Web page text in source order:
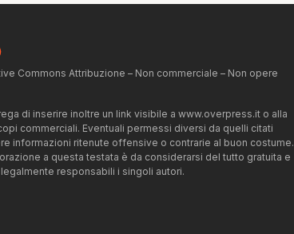
Commons Attribuzione – Non commerciale – Non opere
di inserire inoltre un link visibile a www.overpress.it o alla
commerciali. Eventuali permessi diversi da quelli citati
informazioni ritenute offensive o contrarie al buon costume.
a questa testata è da considerarsi del tutto gratuita e
responsabili i singoli autori.